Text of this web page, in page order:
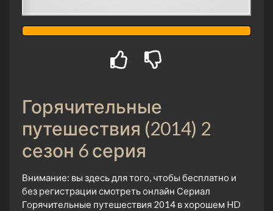
Горячительные
путешествия (2014) 2
сезон 6 серия
Внимание: вы здесь для того, чтобы бесплатно и
без регистрации смотреть онлайн Сериал
Горячительные путешествия 2014 в хорошем HD